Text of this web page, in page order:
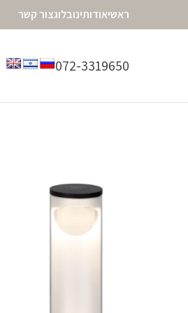
ראשיאודותינובלוגצור קשר
072-3319650